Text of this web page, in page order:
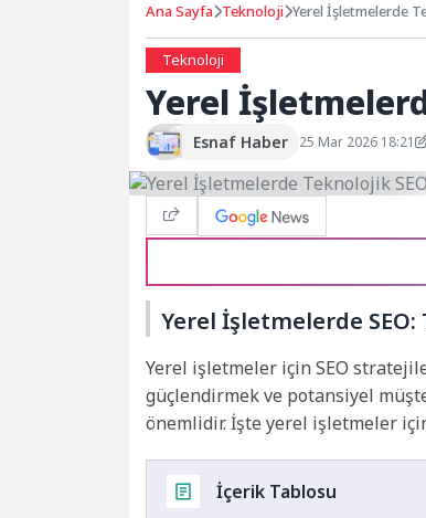
Ana Sayfa Teknoloji Yerel İşletmelerde
Teknoloji
Yerel
Esnaf Haber 25 Mar 2026 18:21
Yerel İşletmelerde
Yerel işletmeler için SEO
güçlendirmek ve potansiyel
önemlidir. İşte yerel işletmeler
İçerik Tablosu